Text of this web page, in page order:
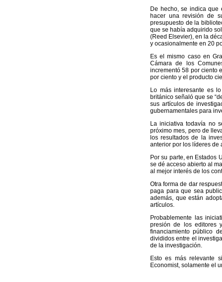
De hecho, se indica que
hacer una revisión de
presupuesto de la
que se había adquirido
(Reed Elsevier), en la
y ocasionalmente en 20
Es el mismo caso en
Cámara de los
incrementó 58 por ciento
por ciento y el producto
Lo más interesante es
británico señaló que se
sus artículos de
gubernamentales para
La iniciativa todavía no
próximo mes, pero de
los resultados de la
anterior por los líderes de
Por su parte, en Estados
se dé acceso abierto al
al mejor interés de los
Otra forma de dar
paga para que sea
además, que están
artículos.
Probablemente las
presión de los editores
financiamiento público
divididos entre el
de la investigación.
Esto es más relevante
Economist, solamente el